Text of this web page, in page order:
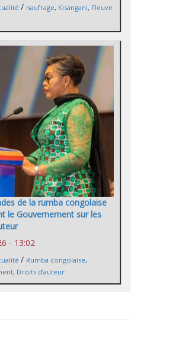
/ naufrage, Kisangani, Fleuve
de la rumba congolaise
le Gouvernement sur les
- 13:02
/ Rumba congolaise,
, Droits d’auteur